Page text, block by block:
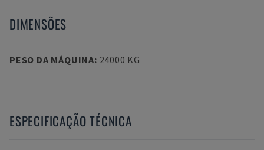
DIMENSÕES
PESO DA MÁQUINA: 24000 KG
ESPECIFICAÇÃO TÉCNICA